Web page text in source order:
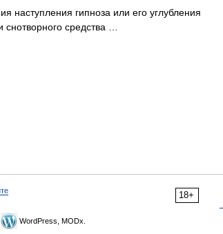
наступления гипноза или его углубления
средства …
18+
WordPress, MODx.